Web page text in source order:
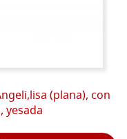
(plana), con
yesada